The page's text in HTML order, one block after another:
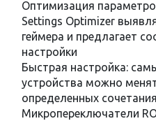
Оптимизация
Settings Optimizer
геймера и предлагает
настройки
Быстрая настройка:
устройства можно
определенных
Микропереключатели